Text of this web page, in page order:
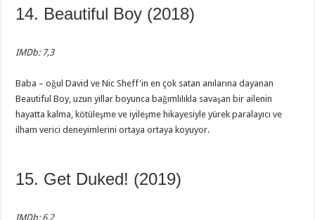
14. Beautiful Boy (2018)
IMDb: 7,3
Baba – oğul David ve Nic Sheff'in en çok satan anılarına dayanan
Beautiful Boy, uzun yıllar boyunca bağımlılıkla savaşan bir ailenin
hayatta kalma, kötüleşme ve iyileşme hikayesiyle yürek paralayıcı ve
ilham verici deneyimlerini ortaya ortaya koyuyor.
15. Get Duked! (2019)
IMDb: 6,2